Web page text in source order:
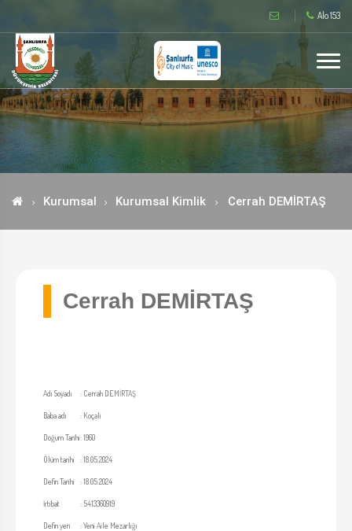
Alo 153
Kurumsal Kurumsal Kimlik Cerrah DEMİRTAŞ
Cerrah DEMİRTAŞ
Adı Soyadı : Cerrah DEMİRTAŞ
Baba adı : Koçali
Doğum Tarihi:1960
Ölüm tarihi :18.05.2024
Defin Tarihi :18.05.2024
İrtibat :5413360919
Defin yeri :Yeni Aile Mezarlığı